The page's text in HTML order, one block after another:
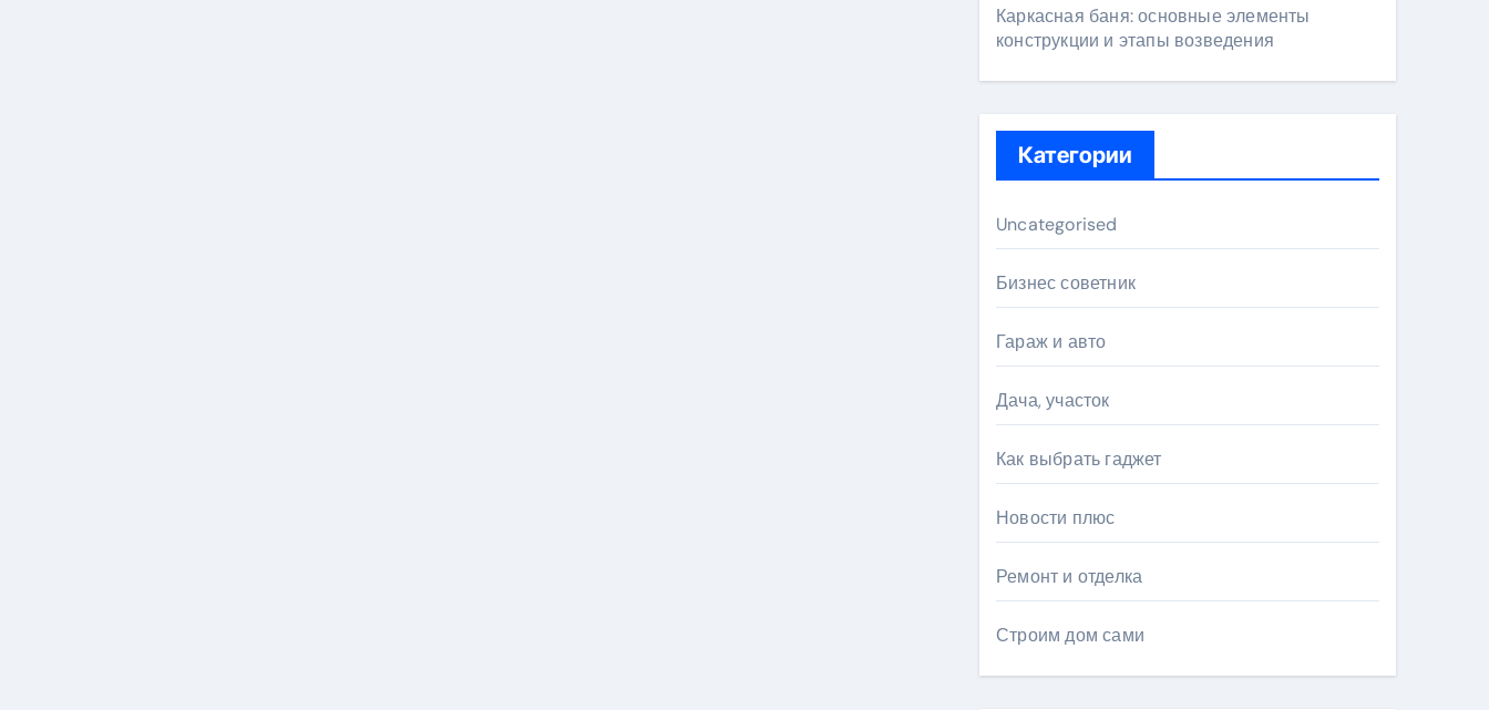
Каркасная баня: основные элементы
конструкции и этапы возведения
Категории
Uncategorised
Бизнес советник
Гараж и авто
Дача, участок
Как выбрать гаджет
Новости плюс
Ремонт и отделка
Строим дом сами